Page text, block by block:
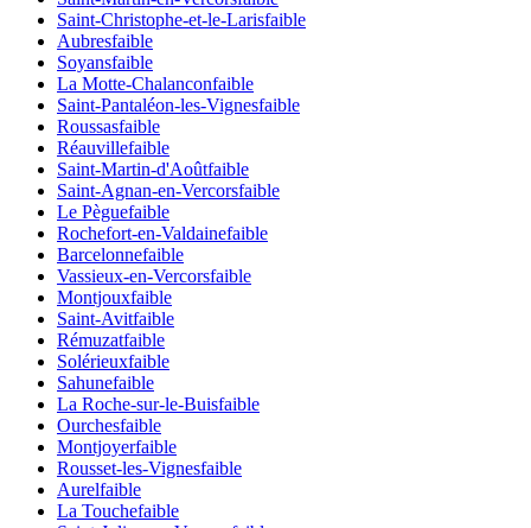
Saint-Christophe-et-le-Larisfaible
Aubresfaible
Soyansfaible
La Motte-Chalanconfaible
Saint-Pantaléon-les-Vignesfaible
Roussasfaible
Réauvillefaible
Saint-Martin-d'Aoûtfaible
Saint-Agnan-en-Vercorsfaible
Le Pèguefaible
Rochefort-en-Valdainefaible
Barcelonnefaible
Vassieux-en-Vercorsfaible
Montjouxfaible
Saint-Avitfaible
Rémuzatfaible
Solérieuxfaible
Sahunefaible
La Roche-sur-le-Buisfaible
Ourchesfaible
Montjoyerfaible
Rousset-les-Vignesfaible
Aurelfaible
La Touchefaible